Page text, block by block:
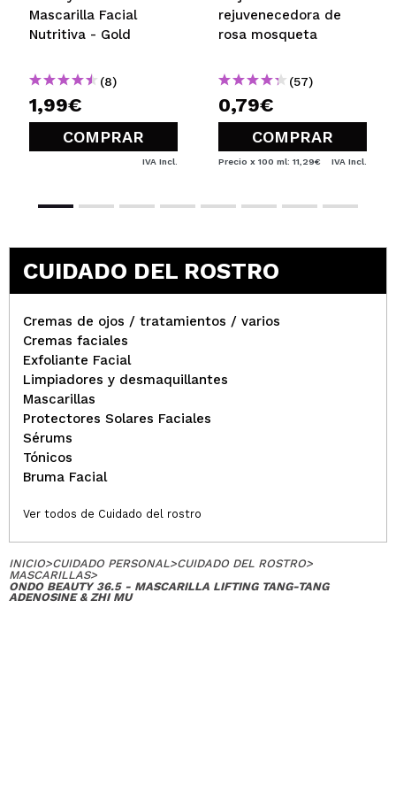
Mascarilla Facial
Nutritiva - Gold
(8)
1,99€
COMPRAR
IVA Incl.
rejuvenecedora de
rosa mosqueta
(57)
0,79€
COMPRAR
Precio x 100 ml: 11,29€ IVA Incl.
CUIDADO DEL ROSTRO
Cremas de ojos / tratamientos / varios
Cremas faciales
Exfoliante Facial
Limpiadores y desmaquillantes
Mascarillas
Protectores Solares Faciales
Sérums
Tónicos
Bruma Facial
Ver todos de Cuidado del rostro
INICIO>CUIDADO PERSONAL>CUIDADO DEL ROSTRO>
MASCARILLAS>
ONDO BEAUTY 36.5 - MASCARILLA LIFTING TANG-TANG
ADENOSINE & ZHI MU